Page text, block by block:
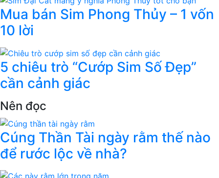
Mua bán Sim Phong Thủy – 1 vốn
10 lời
5 chiêu trò “Cướp Sim Số Đẹp”
cần cảnh giác
Nên đọc
Cúng Thần Tài ngày rằm thế nào
để rước lộc về nhà?